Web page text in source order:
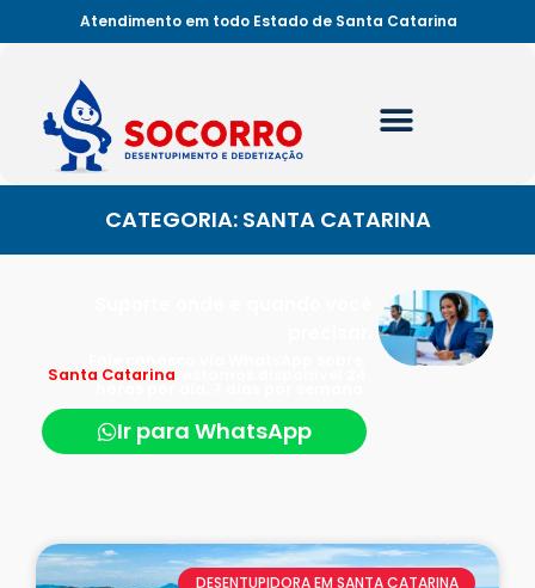
Atendimento em todo Estado de Santa Catarina
CATEGORIA: SANTA CATARINA
Santa Catarina
Ir para WhatsApp
DESENTUPIDORA EM SANTA CATARINA